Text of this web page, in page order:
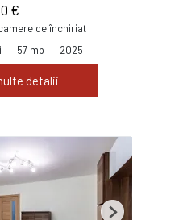
€
de închiriat
57 mp 2025
detalii